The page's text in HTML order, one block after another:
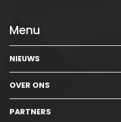
Menu
NIEUWS
OVER ONS
PARTNERS